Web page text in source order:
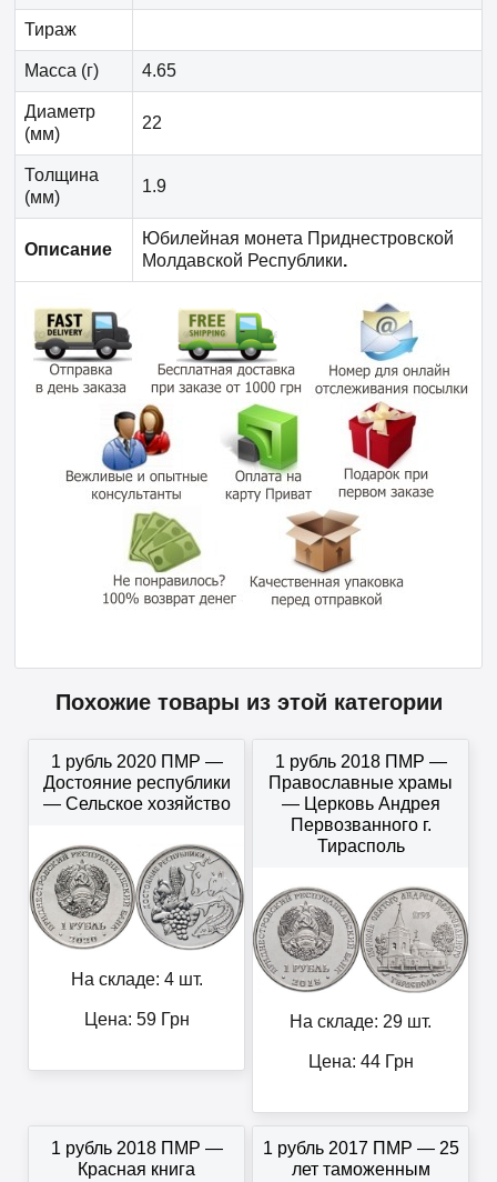
Тираж
Масса (г) 4.65
Диаметр
(мм)
22
Толщина
(мм)
1.9
Описание
Юбилейная монета Приднестровской
Молдавской Республики.
Похожие товары из этой категории
1 рубль 2020 ПМР —
Достояние республики
— Сельское хозяйство
На складе: 4 шт.
Цена: 59Грн
1 рубль 2018 ПМР —
Православные храмы
— Церковь Андрея
Первозванного г.
Тирасполь
На складе: 29 шт.
Цена: 44Грн
1 рубль 2018 ПМР —
Красная книга
1 рубль 2017 ПМР — 25
лет таможенным